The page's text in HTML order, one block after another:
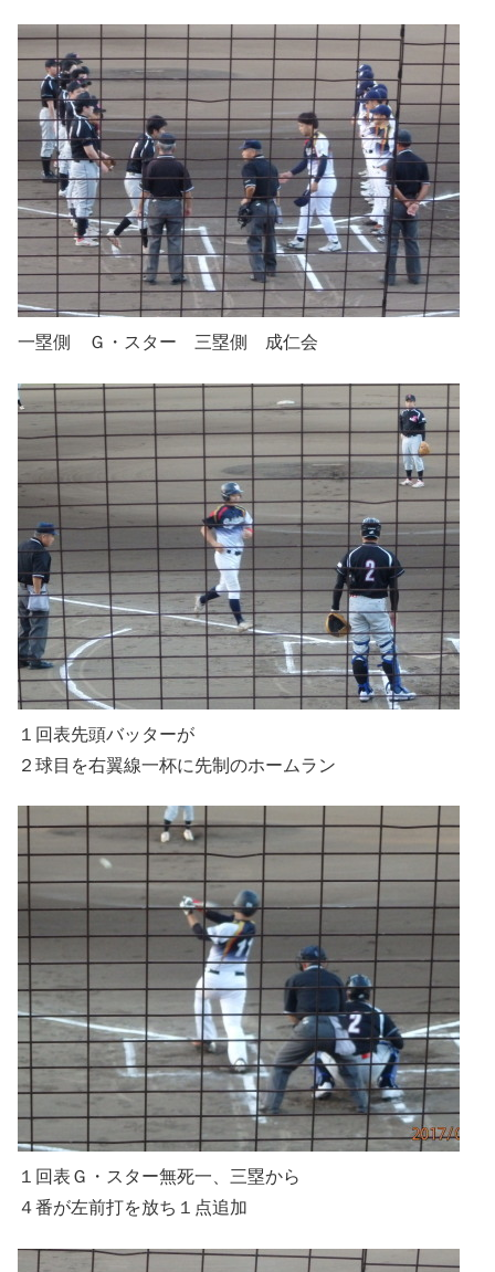
一塁側 Ｇ・スター 三塁側 成仁会
１回表先頭バッターが
２球目を右翼線一杯に先制のホームラン
１回表Ｇ・スター無死一、三塁から
４番が左前打を放ち１点追加